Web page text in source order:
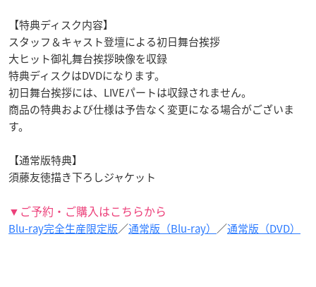
【特典ディスク内容】
スタッフ＆キャスト登壇による初日舞台挨拶
大ヒット御礼舞台挨拶映像を収録
特典ディスクはDVDになります。
初日舞台挨拶には、LIVEパートは収録されません。
商品の特典および仕様は予告なく変更になる場合がございま
す。
【通常版特典】
須藤友徳描き下ろしジャケット
▼ご予約・ご購入はこちらから
Blu-ray完全生産限定版／通常版（Blu-ray） ／通常版（DVD）